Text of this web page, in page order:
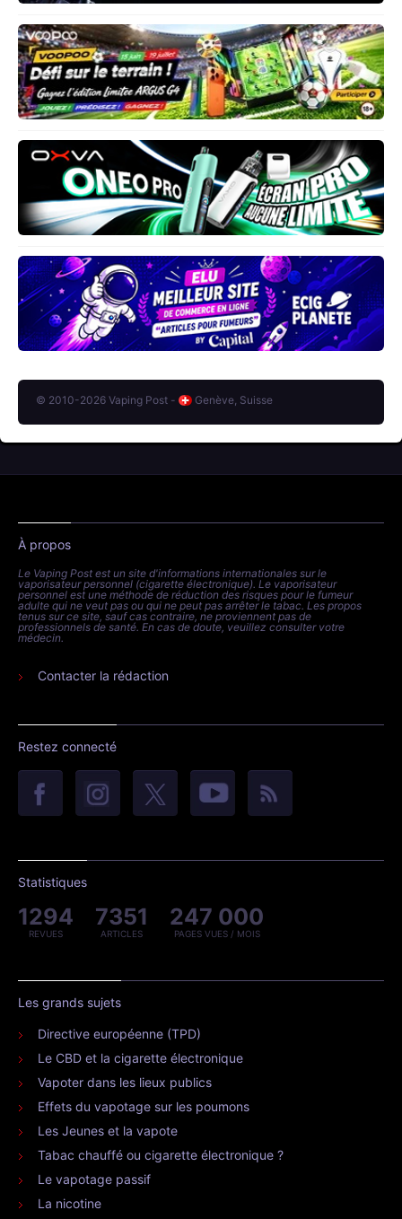
© 2010-2026 Vaping Post - Genève, Suisse
À propos
Le Vaping Post est un site d'informations internationales sur le
vaporisateur personnel (cigarette électronique). Le vaporisateur
personnel est une méthode de réduction des risques pour le fumeur
adulte qui ne veut pas ou qui ne peut pas arrêter le tabac. Les propos
tenus sur ce site, sauf cas contraire, ne proviennent pas de
professionnels de santé. En cas de doute, veuillez consulter votre
médecin.
Contacter la rédaction
Restez connecté
Statistiques
1294
REVUES
7351
ARTICLES
247 000
PAGES VUES / MOIS
Les grands sujets
Directive européenne (TPD)
Le CBD et la cigarette électronique
Vapoter dans les lieux publics
Effets du vapotage sur les poumons
Les Jeunes et la vapote
Tabac chauffé ou cigarette électronique ?
Le vapotage passif
La nicotine